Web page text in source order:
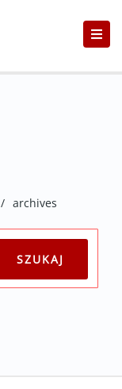
/ archives